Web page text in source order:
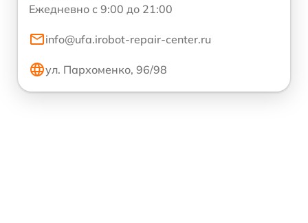
Ежедневно с 9:00 до 21:00
info@ufa.irobot-repair-center.ru
ул. Пархоменко, 96/98